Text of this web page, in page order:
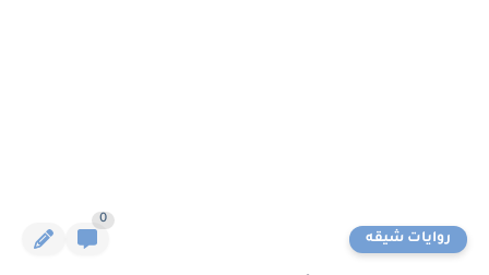
روايات شيقه
0